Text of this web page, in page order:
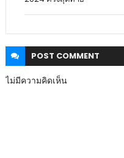
POST COMMENT
ไม่มีความคิดเห็น